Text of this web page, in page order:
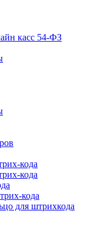
касс 54-ФЗ
кода
кода
кода
для штрихкода